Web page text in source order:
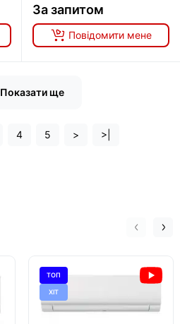
За запитом
Повідомити мене
Показати ще
4 5 > >|
ТОП
ХІТ